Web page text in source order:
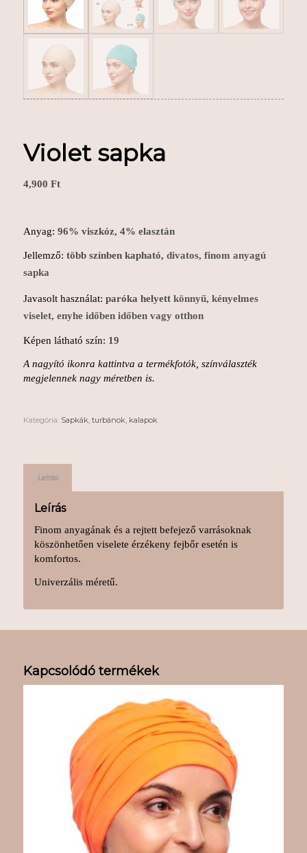
Violet sapka
4,900 Ft
Anyag: 96% viszkóz, 4% elasztán
Jellemző: több színben kapható, divatos, finom anyagú
sapka
Javasolt használat: paróka helyett könnyű, kényelmes
viselet, enyhe időben időben vagy otthon
Képen látható szín: 19
A nagyító ikonra kattintva a termékfotók, színválaszték
megjelennek nagy méretben is.
Kategória: Sapkák, turbánok, kalapok
Leírás
Leírás
Finom anyagának és a rejtett befejező varrásoknak
köszönhetően viselete érzékeny fejbőr esetén is
komfortos.
Univerzális méretű.
Kapcsolódó termékek